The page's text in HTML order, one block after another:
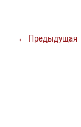
← Предыдущая